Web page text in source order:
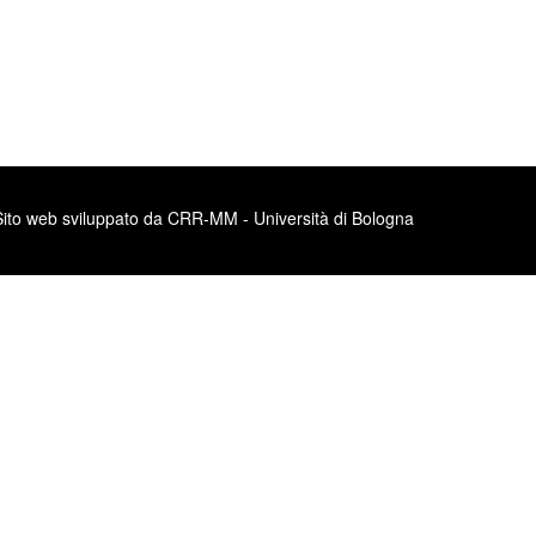
web sviluppato da CRR-MM - Università di Bologna